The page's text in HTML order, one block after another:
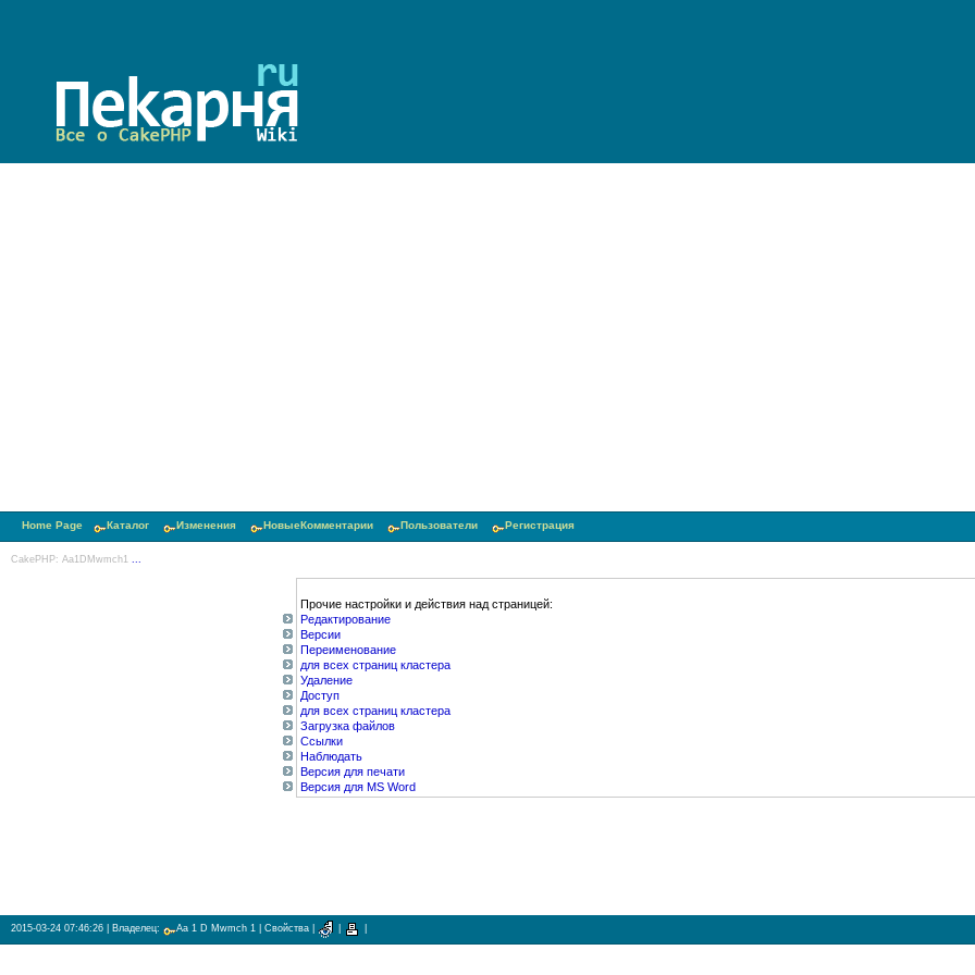
Home Page Каталог Изменения НовыеКомментарии Пользователи Регистрация
CakePHP: Aa1DMwmch1
Прочие настройки и действия над страницей:
Редактирование
Версии
Переименование
для всех страниц кластера
Удаление
Доступ
для всех страниц кластера
Загрузка файлов
Ссылки
Наблюдать
Версия для печати
Версия для MS Word
2015-03-24 07:46:26 | Владелец: Aa 1 D Mwmch 1 Свойства